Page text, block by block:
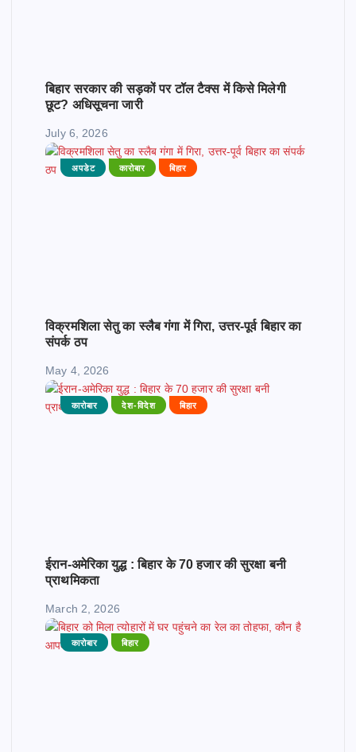
बिहार सरकार की सड़कों पर टॉल टैक्स में किसे मिलेगी
छूट? अधिसूचना जारी
July 6, 2026
अपडेट कारोबार बिहार
विक्रमशिला सेतु का स्लैब गंगा में गिरा, उत्तर-पूर्व बिहार का
संपर्क ठप
May 4, 2026
कारोबार देश-विदेश बिहार
ईरान-अमेरिका युद्ध : बिहार के 70 हजार की सुरक्षा बनी
प्राथमिकता
March 2, 2026
कारोबार बिहार